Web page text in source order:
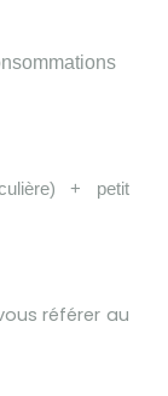
+ petit
référer au